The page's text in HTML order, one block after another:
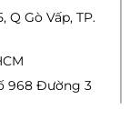
Q Gò Vấp, TP.
968 Đường 3